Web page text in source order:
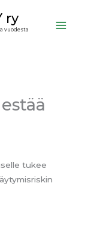
ry
vuodesta
tukee